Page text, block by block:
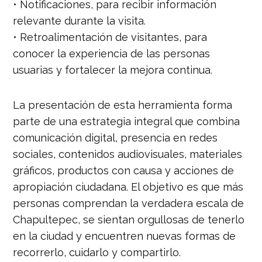
• Notificaciones, para recibir información
relevante durante la visita.
• Retroalimentación de visitantes, para
conocer la experiencia de las personas
usuarias y fortalecer la mejora continua.
La presentación de esta herramienta forma
parte de una estrategia integral que combina
comunicación digital, presencia en redes
sociales, contenidos audiovisuales, materiales
gráficos, productos con causa y acciones de
apropiación ciudadana. El objetivo es que más
personas comprendan la verdadera escala de
Chapultepec, se sientan orgullosas de tenerlo
en la ciudad y encuentren nuevas formas de
recorrerlo, cuidarlo y compartirlo.